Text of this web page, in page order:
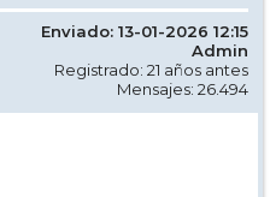
Enviado: 13-01-2026 12:15
Admin
Registrado: 21 años antes
Mensajes: 26.494